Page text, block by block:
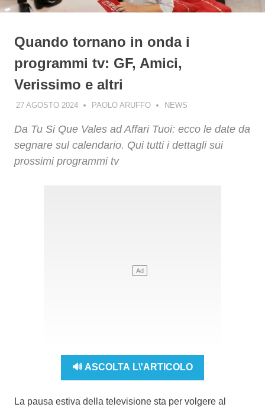
Quando tornano in onda i
programmi tv: GF, Amici,
Verissimo e altri
27 AGOSTO 2024 PAOLO ARUFFO NEWS
Da Tu Si Que Vales ad Affari Tuoi: ecco le date da
segnare sul calendario. Qui tutti i dettagli sui
prossimi programmi tv
🔊 ASCOLTA L\'ARTICOLO
La pausa estiva della televisione sta per volgere al